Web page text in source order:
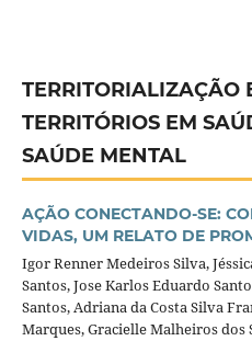
TERRITORIALIZAÇÃO
TERRITÓRIOS EM
SAÚDE MENTAL
AÇÃO CONECTANDO-SE:
VIDAS, UM RELATO DE
Igor Renner Medeiros Silva,
Santos, Jose Karlos Eduardo
Santos, Adriana da Costa Silva
Marques, Gracielle Malheiros dos